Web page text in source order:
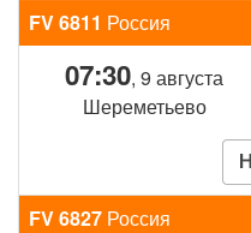
FV 6811 Россия
07:30, 9 августа
Шереметьево
FV 6827 Россия